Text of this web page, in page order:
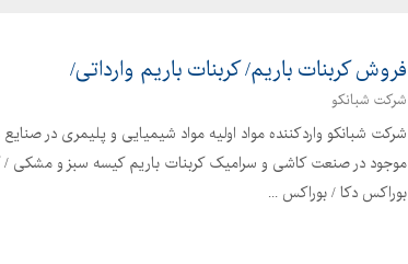
فروش کربنات باریم/ کربنات باریم وارداتی/
شرکت شبانکو
شرکت شبانکو واردکننده مواد اولیه مواد شیمیایی و پلیمری در
موجود در صنعت کاشی و سرامیک کربنات باریم کیسه سبز و مشکی
بوراکس دکا / بوراکس ...